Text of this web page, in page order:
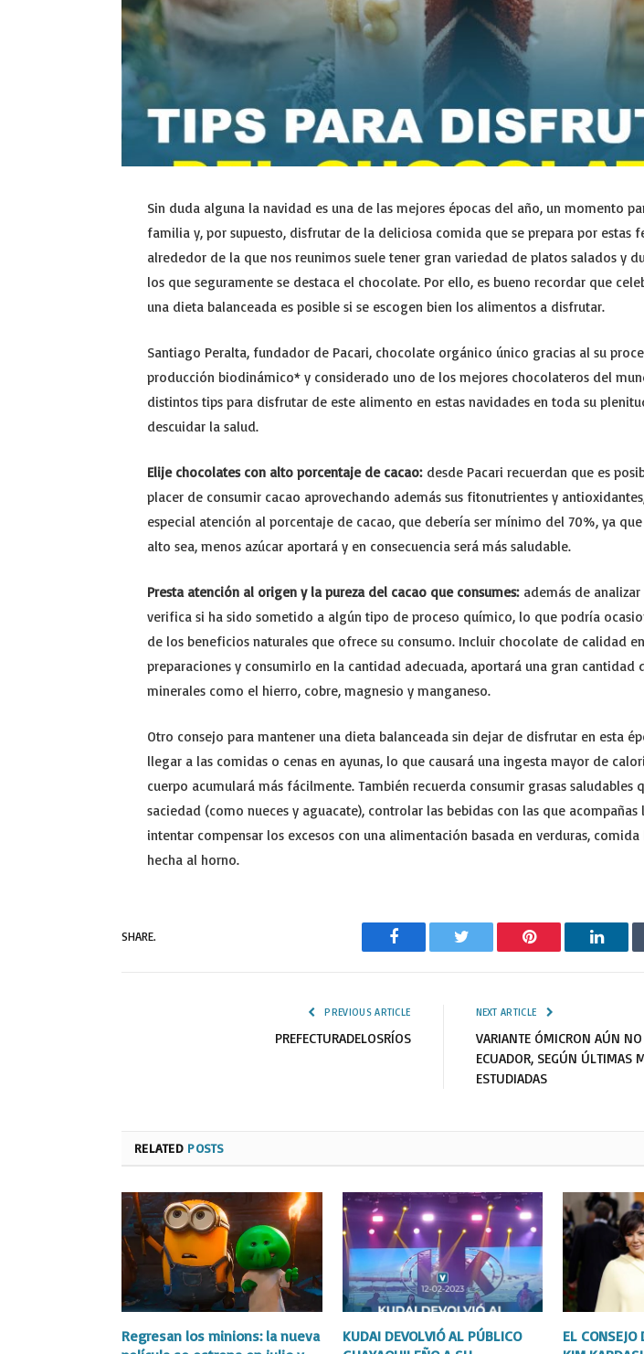
Sin duda alguna la navidad es una de las mejores épocas del año, un momento
familia y, por supuesto, disfrutar de la deliciosa comida que se prepara por estas
alrededor de la que nos reunimos suele tener gran variedad de platos salados y
los que seguramente se destaca el chocolate. Por ello, es bueno recordar que
una dieta balanceada es posible si se escogen bien los alimentos a disfrutar.
Santiago Peralta, fundador de Pacari, chocolate orgánico único gracias al su
producción biodinámico* y considerado uno de los mejores chocolateros del
distintos tips para disfrutar de este alimento en estas navidades en toda su
descuidar la salud.
Elije chocolates con alto porcentaje de cacao:desde Pacari recuerdan que es
placer de consumir cacao aprovechando además sus fitonutrientes y
especial atención al porcentaje de cacao, que debería ser mínimo del 70%, ya
alto sea, menos azúcar aportará y en consecuencia será más saludable.
Presta atención al origen y la pureza del cacao que consumes:además de analizar
verifica si ha sido sometido a algún tipo de proceso químico, lo que podría
de los beneficios naturales que ofrece su consumo. Incluir chocolate de calidad
preparaciones y consumirlo en la cantidad adecuada, aportará una gran cantidad
minerales como el hierro, cobre, magnesio y manganeso.
Otro consejo para mantener una dieta balanceada sin dejar de disfrutar en esta
llegar a las comidas o cenas en ayunas, lo que causará una ingesta mayor de
cuerpo acumulará más fácilmente. También recuerda consumir grasas saludables
saciedad (como nueces y aguacate), controlar las bebidas con las que acompañas
intentar compensar los excesos con una alimentación basada en verduras,
hecha al horno.
SHARE.
Facebook Twitter Pinterest
PREVIOUS ARTICLE
PREFECTURADELOSRÍOS
NEXT ARTICLE
VARIANTE ÓMICRON AÚN NO
ECUADOR, SEGÚN ÚLTIMAS
ESTUDIADAS
RELATED POSTS
Regresan los minions: la nueva
KUDAI DEVOLVIÓ AL PÚBLICO
EL